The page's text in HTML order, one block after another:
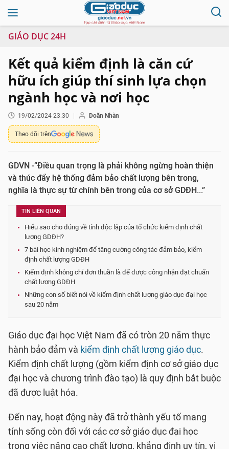
GIÁO DỤC 24H
Kết quả kiểm định là căn cứ
hữu ích giúp thí sinh lựa chọn
ngành học và nơi học
19/02/2024 23:30 Doãn Nhàn
Theo dõi trên
GDVN -“Điều quan trọng là phải không ngừng hoàn thiện
và thúc đẩy hệ thống đảm bảo chất lượng bên trong,
nghĩa là thực sự từ chính bên trong của cơ sở GDĐH...”
TIN LIÊN QUAN
Hiểu sao cho đúng về tính độc lập của tổ chức kiểm định chất
lượng GDĐH?
7 bài học kinh nghiệm để tăng cường công tác đảm bảo, kiểm
định chất lượng GDĐH
Kiểm định không chỉ đơn thuần là để được công nhận đạt chuẩn
chất lượng GDĐH
Những con số biết nói về kiểm định chất lượng giáo dục đại học
sau 20 năm
Giáo dục đại học Việt Nam đã có tròn 20 năm thực
hành bảo đảm và kiểm định chất lượng giáo dục.
Kiểm định chất lượng (gồm kiểm định cơ sở giáo dục
đại học và chương trình đào tạo) là quy định bắt buộc
đã được luật hóa.
Đến nay, hoạt động này đã trở thành yếu tố mang
tính sống còn đối với các cơ sở giáo dục đại học
trong việc nâng cao chất lượng, khẳng định uy tín, vị